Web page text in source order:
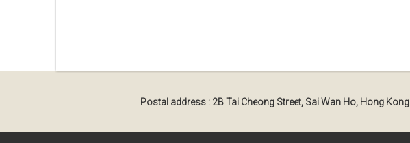
Postal address : 2B Tai Cheong Street, Sai Wan Ho, Hong Kong